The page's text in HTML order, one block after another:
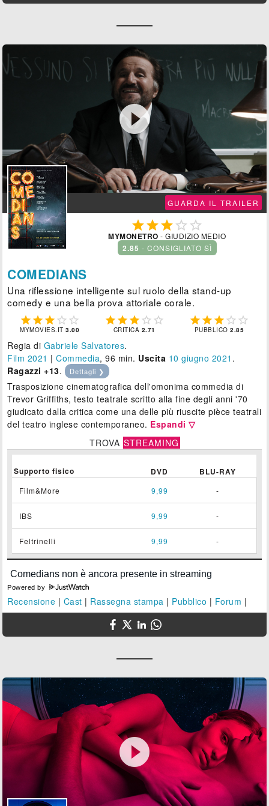

GUARDA IL TRAILER
  
MYMONETRO - GIUDIZIO MEDIO
2.85 - CONSIGLIATO SÌ
COMEDIANS
Una riflessione intelligente sul ruolo della stand-up
comedy e una bella prova attoriale corale.
    
MYMOVIES.IT3.00
    
CRITICA 2.71
    
PUBBLICO2.85
Regia di Gabriele Salvatores.
Film 2021 |Commedia, 96 min. Uscita 10 giugno 2021 .
Ragazzi +13. Dettagli ❯
Trasposizione cinematografica dell'omonima commedia di
Trevor Griffiths, testo teatrale scritto alla fine degli anni '70
giudicato dalla critica come una delle più riuscite pièce teatrali
del teatro inglese contemporaneo. Espandi ▽
TROVA STREAMING
Supporto fisico DVD BLU-RAY
Film&More 9,99 -
IBS 9,99 -
Feltrinelli 9,99 -
Powered by
Recensione | Cast | Rassegna stampa | Pubblico | Forum |
